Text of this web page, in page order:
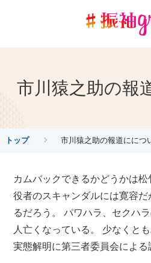
市川猿之助の報
トップ 市川猿之助の報道ににつ
カムバックできるかどうかは
役者のスキャンダルには寛容だ
るだろう。 パワハラ、セクハ
人亡くなっている。 少なくと
実態解明に第三者委員会による